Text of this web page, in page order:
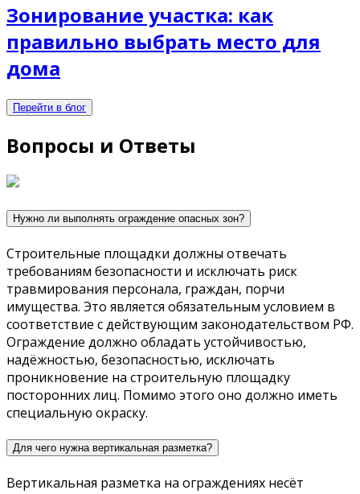
Зонирование участка: как
правильно выбрать место для
дома
Перейти в блог
Вопросы и Ответы
Нужно ли выполнять ограждение опасных зон?
Строительные площадки должны отвечать
требованиям безопасности и исключать риск
травмирования персонала, граждан, порчи
имущества. Это является обязательным условием в
соответствие с действующим законодательством РФ.
Ограждение должно обладать устойчивостью,
надёжностью, безопасностью, исключать
проникновение на строительную площадку
посторонних лиц. Помимо этого оно должно иметь
специальную окраску.
Для чего нужна вертикальная разметка?
Вертикальная разметка на ограждениях несёт